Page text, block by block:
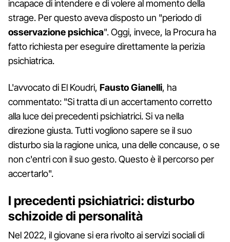
incapace di intendere e di volere al momento della
strage. Per questo aveva disposto un "periodo di
osservazione psichica". Oggi, invece, la Procura ha
fatto richiesta per eseguire direttamente la perizia
psichiatrica.
L'avvocato di El Koudri, Fausto Gianelli, ha
commentato: "Si tratta di un accertamento corretto
alla luce dei precedenti psichiatrici. Si va nella
direzione giusta. Tutti vogliono sapere se il suo
disturbo sia la ragione unica, una delle concause, o se
non c'entri con il suo gesto. Questo è il percorso per
accertarlo".
I precedenti psichiatrici: disturbo
schizoide di personalità
Nel 2022, il giovane si era rivolto ai servizi sociali di